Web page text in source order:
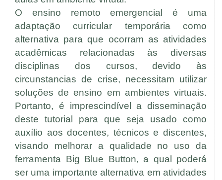
O ensino remoto emergencial é uma
adaptação curricular temporária como
alternativa para que ocorram as atividades
acadêmicas relacionadas às diversas
disciplinas dos cursos, devido às
circunstancias de crise, necessitam utilizar
soluções de ensino em ambientes virtuais.
Portanto, é imprescindível a disseminação
deste tutorial para que seja usado como
auxílio aos docentes, técnicos e discentes,
visando melhorar a qualidade no uso da
ferramenta Big Blue Button, a qual poderá
ser uma importante alternativa em atividades